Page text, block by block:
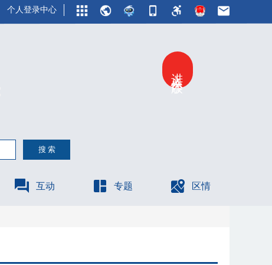
个人登录中心
互动 专题 区情